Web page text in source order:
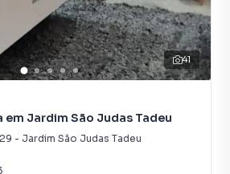
mercado imobiliário.
fácil, rápido e gratuito! A Imobiliária
digital com imóveis em
incluindo Guarulhos.
você consegue vender ou alugar
rápido do que em imobiliárias
e locamos diversos imóveis em
41
em Jardim São Judas Tadeu
29 - Jardim São Judas Tadeu